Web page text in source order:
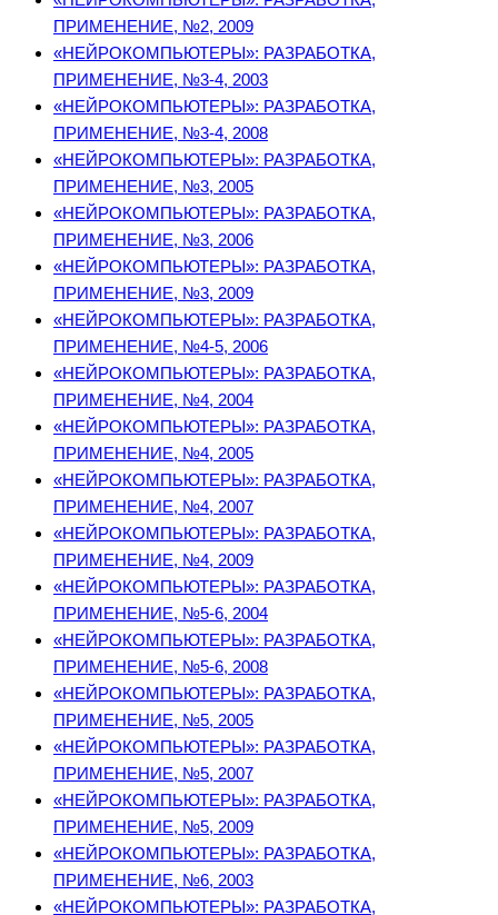
ПРИМЕНЕНИЕ, №2, 2009
«НЕЙРОКОМПЬЮТЕРЫ»: РАЗРАБОТКА,
ПРИМЕНЕНИЕ, №3-4, 2003
«НЕЙРОКОМПЬЮТЕРЫ»: РАЗРАБОТКА,
ПРИМЕНЕНИЕ, №3-4, 2008
«НЕЙРОКОМПЬЮТЕРЫ»: РАЗРАБОТКА,
ПРИМЕНЕНИЕ, №3, 2005
«НЕЙРОКОМПЬЮТЕРЫ»: РАЗРАБОТКА,
ПРИМЕНЕНИЕ, №3, 2006
«НЕЙРОКОМПЬЮТЕРЫ»: РАЗРАБОТКА,
ПРИМЕНЕНИЕ, №3, 2009
«НЕЙРОКОМПЬЮТЕРЫ»: РАЗРАБОТКА,
ПРИМЕНЕНИЕ, №4-5, 2006
«НЕЙРОКОМПЬЮТЕРЫ»: РАЗРАБОТКА,
ПРИМЕНЕНИЕ, №4, 2004
«НЕЙРОКОМПЬЮТЕРЫ»: РАЗРАБОТКА,
ПРИМЕНЕНИЕ, №4, 2005
«НЕЙРОКОМПЬЮТЕРЫ»: РАЗРАБОТКА,
ПРИМЕНЕНИЕ, №4, 2007
«НЕЙРОКОМПЬЮТЕРЫ»: РАЗРАБОТКА,
ПРИМЕНЕНИЕ, №4, 2009
«НЕЙРОКОМПЬЮТЕРЫ»: РАЗРАБОТКА,
ПРИМЕНЕНИЕ, №5-6, 2004
«НЕЙРОКОМПЬЮТЕРЫ»: РАЗРАБОТКА,
ПРИМЕНЕНИЕ, №5-6, 2008
«НЕЙРОКОМПЬЮТЕРЫ»: РАЗРАБОТКА,
ПРИМЕНЕНИЕ, №5, 2005
«НЕЙРОКОМПЬЮТЕРЫ»: РАЗРАБОТКА,
ПРИМЕНЕНИЕ, №5, 2007
«НЕЙРОКОМПЬЮТЕРЫ»: РАЗРАБОТКА,
ПРИМЕНЕНИЕ, №5, 2009
«НЕЙРОКОМПЬЮТЕРЫ»: РАЗРАБОТКА,
ПРИМЕНЕНИЕ, №6, 2003
«НЕЙРОКОМПЬЮТЕРЫ»: РАЗРАБОТКА,